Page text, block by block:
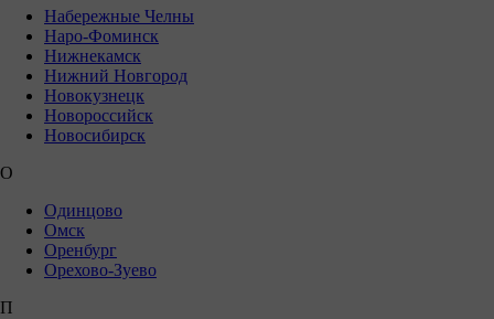
Набережные Челны
Наро-Фоминск
Нижнекамск
Нижний Новгород
Новокузнецк
Новороссийск
Новосибирск
О
Одинцово
Омск
Оренбург
Орехово-Зуево
П